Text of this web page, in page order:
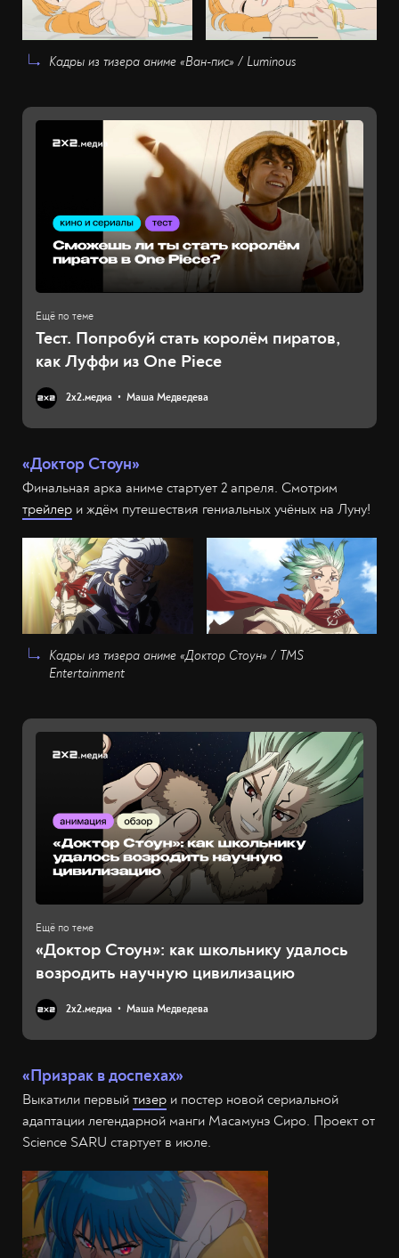
Кадры из тизера аниме «Ван-пис» / Luminous
Тест. Попробуй стать королём пиратов,
как Луффи из One Piece
2х2.медиа Маша Медведева
«Доктор Стоун»
Финальная арка аниме стартует 2 апреля. Смотрим
трейлер и ждём путешествия гениальных учёных на Луну!
Кадры из тизера аниме «Доктор Стоун» / TMS
Entertainment
«Доктор Стоун»: как школьнику удалось
возродить научную цивилизацию
2х2.медиа Маша Медведева
«Призрак в доспехах»
Выкатили первый тизер и постер новой сериальной
адаптации легендарной манги Масамунэ Сиро. Проект от
Science SARU стартует в июле.